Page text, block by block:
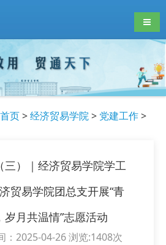
导航
页>经济贸易学院> 党建工作>
三）｜经济贸易学院学工
贸易学院团总支开展“青
岁月共温情”志愿活动
：2025-04-26 浏览:1408次